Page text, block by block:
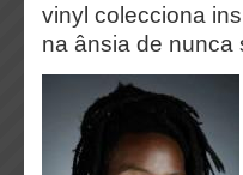
vinyl colecciona
na ânsia de nunca